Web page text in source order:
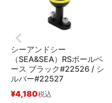
シーアンドシー
（SEA&SEA）RSボールベ
ース ブラック#22526 / シ
ルバー#22527
¥4,180税込